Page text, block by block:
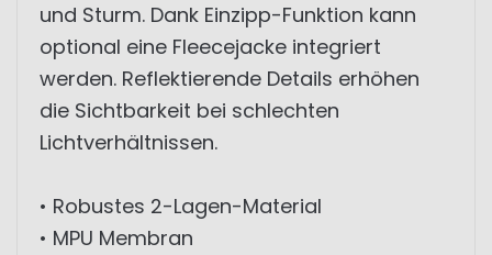
und Sturm. Dank Einzipp-Funktion kann
optional eine Fleecejacke integriert
werden. Reflektierende Details erhöhen
die Sichtbarkeit bei schlechten
Lichtverhältnissen.
• Robustes 2-Lagen-Material
• MPU Membran